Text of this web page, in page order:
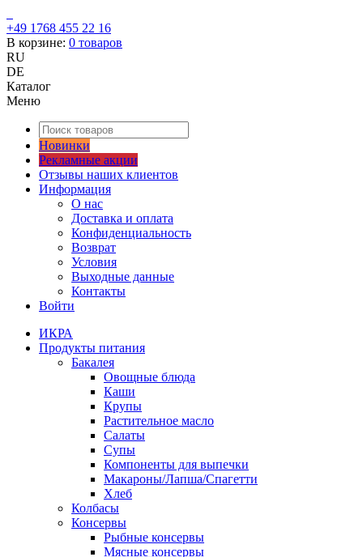
+49 1768 455 22 16
В корзине: 0 товаров
RU
DE
Каталог
Меню
Новинки
Рекламные акции
Отзывы наших клиентов
Информация
О нас
Доставка и оплата
Конфиденциальность
Возврат
Условия
Выходные данные
Контакты
Войти
ИКРА
Продукты питания
Бакалея
Овощные блюда
Каши
Крупы
Растительное масло
Салаты
Супы
Компоненты для выпечки
Макароны/Лапша/Спагетти
Хлеб
Колбасы
Консервы
Рыбные консервы
Мясные консервы